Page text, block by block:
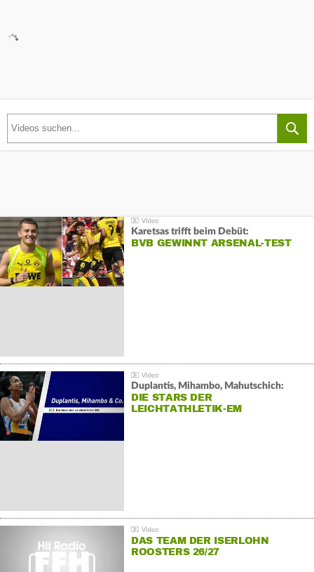
Karetsas trifft beim Debüt:
BVB GEWINNT ARSENAL-TEST
Duplantis, Mihambo, Mahutschich:
DIE STARS DER
LEICHTATHLETIK-EM
DAS TEAM DER ISERLOHN
ROOSTERS 26/27